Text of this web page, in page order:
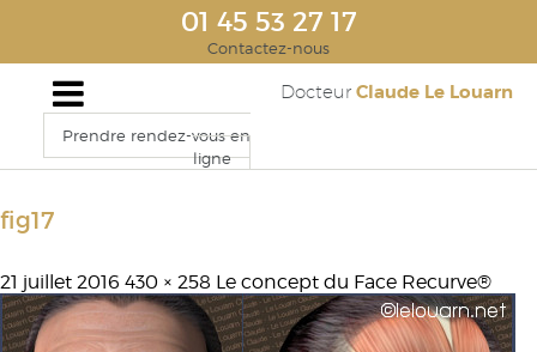
01 45 53 27 17
Contactez-nous
Docteur Claude Le Louarn
Prendre rendez-vous en
ligne
fig17
21 juillet 2016 430 × 258 Le concept du Face Recurve®